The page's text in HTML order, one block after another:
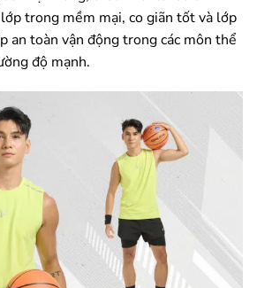
trong mềm mại, co giãn tốt và lớp
an toàn vận động trong các môn thể
độ mạnh.